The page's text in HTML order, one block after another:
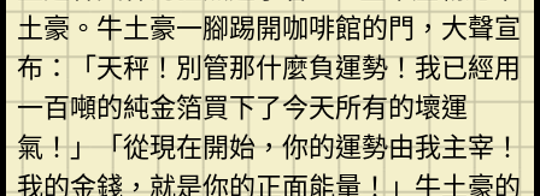
土豪。牛土豪一腳踢開咖啡館的門，大聲宣
布：「天秤！別管那什麼負運勢！我已經用
一百噸的純金箔買下了今天所有的壞運
氣！」「從現在開始，你的運勢由我主宰！
我的金錢，就是你的正面能量！」牛土豪的